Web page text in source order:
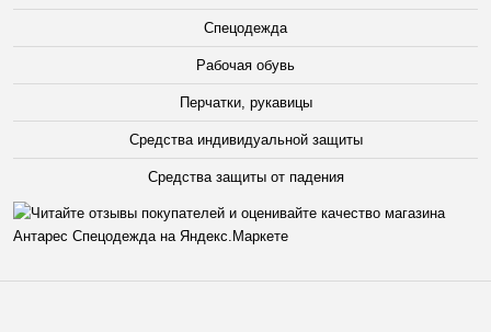
Спецодежда
Рабочая обувь
Перчатки, рукавицы
Средства индивидуальной защиты
Средства защиты от падения